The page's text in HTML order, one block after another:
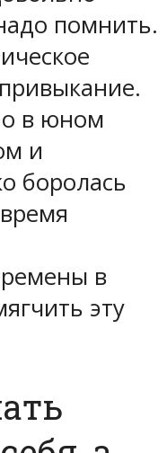
помнить.
в юном
и
боролась
в
эту